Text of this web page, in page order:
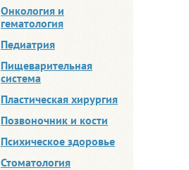
Онкология и
гематология
Педиатрия
Пищеварительная
система
Пластическая хирургия
Позвоночник и кости
Психическое здоровье
Стоматология